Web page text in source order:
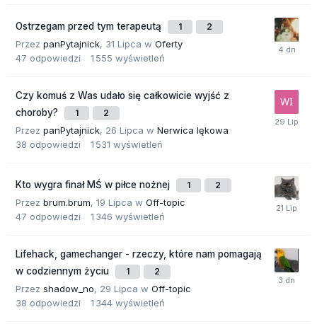
Ostrzegam przed tym terapeutą 1 2
Przez panPytajnick, 31 Lipca w Oferty
47 odpowiedzi 1 555 wyświetleń
Czy komuś z Was udało się całkowicie wyjść z
choroby?
1 2
Przez panPytajnick, 26 Lipca w Nerwica lękowa
38 odpowiedzi 1 531 wyświetleń
Kto wygra finał MŚ w piłce nożnej 1 2
Przez brum.brum, 19 Lipca w Off-topic
47 odpowiedzi 1 346 wyświetleń
Lifehack, gamechanger - rzeczy, które nam pomagają
w codziennym życiu
1 2
Przez shadow_no, 29 Lipca w Off-topic
38 odpowiedzi 1 344 wyświetleń